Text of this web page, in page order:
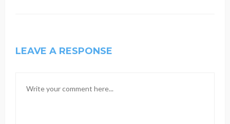
LEAVE A RESPONSE